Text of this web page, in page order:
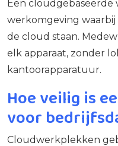
Een cloudgebaseerde
werkomgeving waarbij
de cloud staan.
elk apparaat, zonder
kantoorapparatuur.
Hoe veilig is
voor
Cloudwerkplekken